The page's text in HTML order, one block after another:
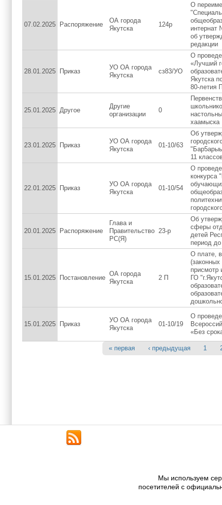
07.02.2025 Распоряжение
ОА города
Якутска
124р
О
интернат
об
редакции
28.01.2025 Приказ
УО ОА города
Якутска
сз83/УО
О
«Лучший
Якутска
80-летия
25.01.2025 Другое
Другие
организации
0
хаамыска
23.01.2025 Приказ
УО ОА города
Якутска
01-10/63
Об
11
22.01.2025 Приказ
УО ОА города
Якутска
01-10/54
О
конкурса
20.01.2025 Распоряжение
Глава и
Правительство
РС(Я)
23-р
Об
сферы
детей
период
15.01.2025 Постановление
ОА города
Якутска
2 П
О плате,
(законных
ГО
15.01.2025 Приказ
УО ОА города
Якутска
01-10/19
О
«Без
« первая ‹ предыдущая 1
Мы используем
посетителей с